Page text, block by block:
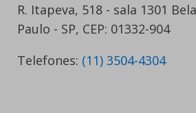
R. Itapeva, 518 - sala 1301
Paulo - SP, CEP: 01332-904
Telefones: (11) 3504-4304